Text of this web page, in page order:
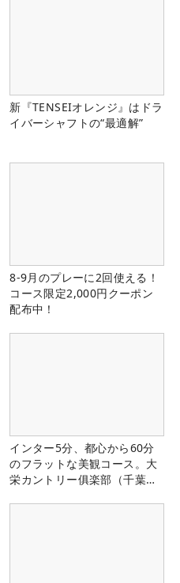
新『TENSEIオレンジ』はドラ
イバーシャフトの“最適解”
8-9月のプレーに2回使える！
コース限定2,000円クーポン
配布中！
インター5分、都心から60分
のフラットな美観コース。大
栄カントリー俱楽部（千葉